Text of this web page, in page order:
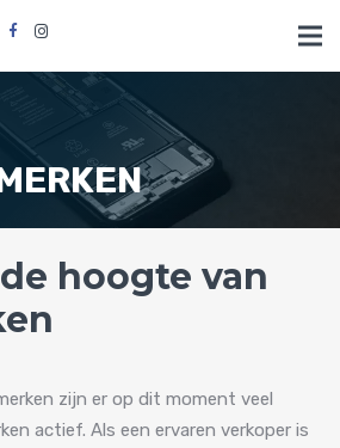
hoogte van
zijn er op dit moment veel
actief. Als een ervaren verkoper is